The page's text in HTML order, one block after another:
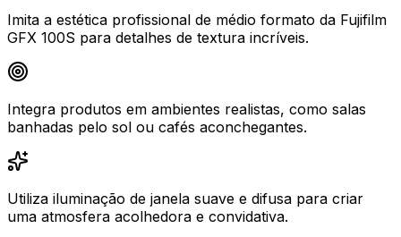
Imita a estética profissional de médio formato da Fujifilm
GFX 100S para detalhes de textura incríveis.
Integra produtos em ambientes realistas, como salas
banhadas pelo sol ou cafés aconchegantes.
Utiliza iluminação de janela suave e difusa para criar
uma atmosfera acolhedora e convidativa.